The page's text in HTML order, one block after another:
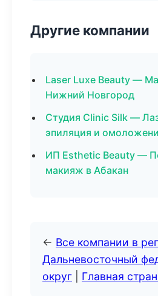
Другие компании
Laser Luxe Beauty —
Нижний Новгород
Студия Clinic Silk —
эпиляция и
ИП Esthetic Beauty —
макияж в Абакан
← Все компании в
Дальневосточный
округ
Главная